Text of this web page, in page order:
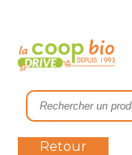
Retour